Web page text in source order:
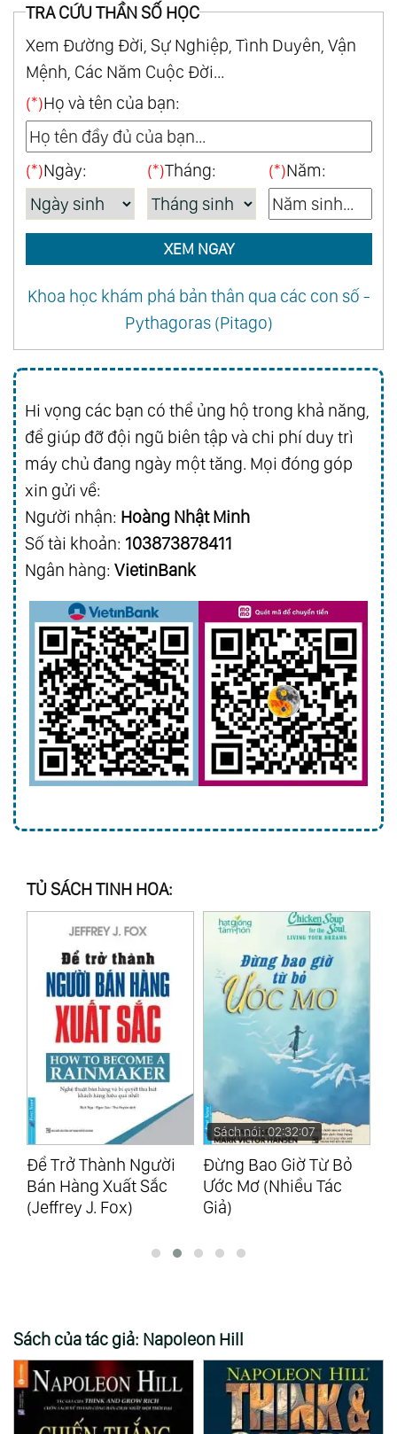
TRA CỨU THẦN SỐ HỌC
Xem Đường Đời, Sự Nghiệp, Tình Duyên, Vận
Mệnh, Các Năm Cuộc Đời...
(*)Họ và tên của bạn:
(*)Ngày: (*)Tháng: (*)Năm:
XEM NGAY
Khoa học khám phá bản thân qua các con số -
Pythagoras (Pitago)
Hi vọng các bạn có thể ủng hộ trong khả năng,
để giúp đỡ đội ngũ biên tập và chi phí duy trì
máy chủ đang ngày một tăng. Mọi đóng góp
xin gửi về:
Người nhận: Hoàng Nhật Minh
Số tài khoản: 103873878411
Ngân hàng: VietinBank
TỦ SÁCH TINH HOA:
Sách nói: 02:32:07
Đừng Bao Giờ Từ Bỏ
Ước Mơ (Nhiều Tác
Giả)
Kỷ Luật Không Nước
Mắt (Nhiều Tác Giả)
Sách của tác giả: Napoleon Hill